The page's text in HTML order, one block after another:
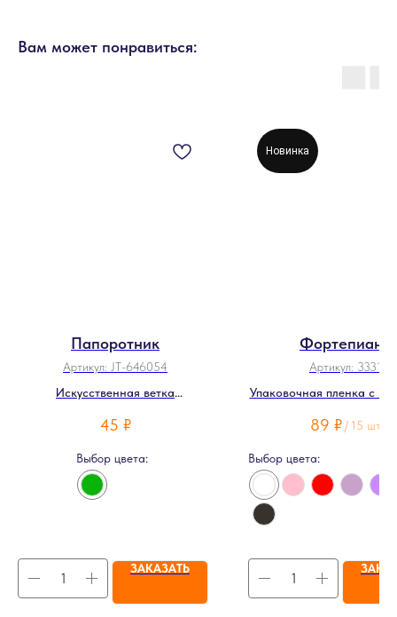
Вам может понравиться:
Папоротник
Артикул: JT-646054
Искусственная ветка
45 ₽
Выбор цвета:
ЗАКАЗАТЬ
Новинка
Фортепиано
Артикул: 3331
Упаковочная пленка с
89 ₽ / 15 шт
Выбор цвета: